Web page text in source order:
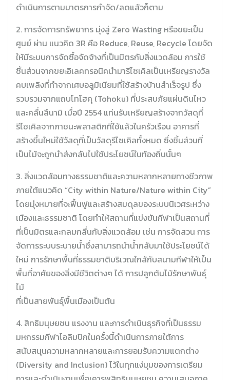
ดำเนินการตามมาตรการกำจัด/ลดแล้วก็ตาม
2. การจัดการทรัพยากร มุ่งสู่ Zero Wasting หรือขยะเป็น
ศูนย์ ผ่าน แนวคิด 3R คือ Reduce, Reuse, Recycle โดยจัด
ให้มีระบบการจัดซื้อจัดจ้างที่เป็นมิตรกับสิ่งแวดล้อม การใช้
ชิ้นส่วนจากขยะอิเลคทรอนิคนำมารีไซเคิลเป็นเหรียญรางวัล
คบเพลิงที่ทำจากเศษอลูมิเนียมที่ใช้สร้างบ้านสำเร็จรูป ซึ่ง
รวบรวมจากแถบโทโฮคุ (Tohoku) ที่ประสบภัยแผ่นดินไหว
และคลื่นสึนามิ เมื่อปี 2554 แท่นรับเหรียญสร้างจากวัสดุที่
รีไซเคิลจากภาชนะพลาสติกที่ใช้แล้วในครัวเรือน อาคารที่
สร้างขึ้นใหม่ใช้วัสดุที่เป็นวัสดุรีไซเคิลทั้งหมด ซึ่งชิ้นส่วนที่
เป็นไม้จะถูกนำส่งกลับไปใช้ประโยชน์ในท้องถิ่นนั้นๆ
3. สิ่งแวดล้อมทางธรรมชาติและความหลากหลายทางชีวภาพ
ภายใต้แนวคิด “City within Nature/Nature within City”
โดยมุ่งหมายที่จะฟื้นฟูและสร้างสมดุลของระบบนิเวศระหว่าง
เมืองและธรรมชาติ โดยทำให้สถานที่แข่งขันกีฬาเป็นสถานที่
ที่เป็นมิตรและกลมกลื่นกับสิ่งแวดล้อม เช่น การจัดสวน การ
จัดการระบบระบายน้ำซึ่งสามารถนำน้ำกลับมาใช้ประโยชน์ได้
ใหม่ การรักษาพื้นที่ธรรมชาติบริเวณใกล้กับสนามกีฬาให้เป็น
พื้นที่อาศัยของสิ่งมีชีวิตต่างๆ ได้ การปลูกต้นไม้รักษาพันธุ์
ไม้
ที่เป็นสายพันธุ์พื้นเมืองเป็นต้น
4. สิทธิมนุษยชน แรงงาน และการดำเนินธุรกิจที่เป็นธรรม
มหกรรมกีฬาโอลิมปิกในครั้งนี้ดำเนินการภายใต้การ
สนับสนุนความหลากหลายและการยอมรับความแตกต่าง
(Diversity and Inclusion) ไว้ในทุกแง่มุมของการเตรียม